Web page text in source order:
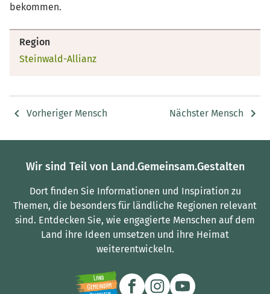
bekommen.
Region
Steinwald-Allianz
Vorheriger Mensch Nächster Mensch
Wir sind Teil von Land.Gemeinsam.Gestalten
Dort finden Sie Informationen und Inspiration zu
Themen, die besonders für ländliche Regionen relevant
sind. Entdecken Sie, wie engagierte Menschen auf dem
Land ihre Ideen umsetzen und ihre Heimat
weiterentwickeln.